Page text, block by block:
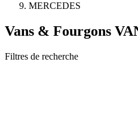
MERCEDES
Vans & Fourgons
Filtres de recherche